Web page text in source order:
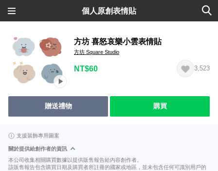
個人原創表情貼
方坊 喜怒哀樂小雲表情貼
方坊 Square Studio
NT$60 3,523
贈送禮物 購買
支援裝飾專用圖案
關於提供給創作者的資訊
本公司收集相關購買數據以提供販售報告給內容創作者。
該販售報告包含購買日期及購買者所註冊的國家或地區，並未包含任何可識別用戶的